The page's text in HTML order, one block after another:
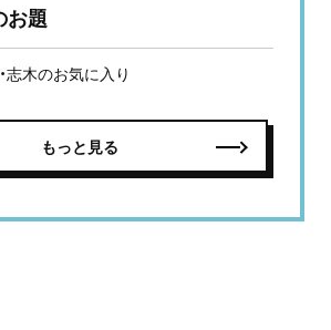
お題
志木のお気に入り
もっと見る